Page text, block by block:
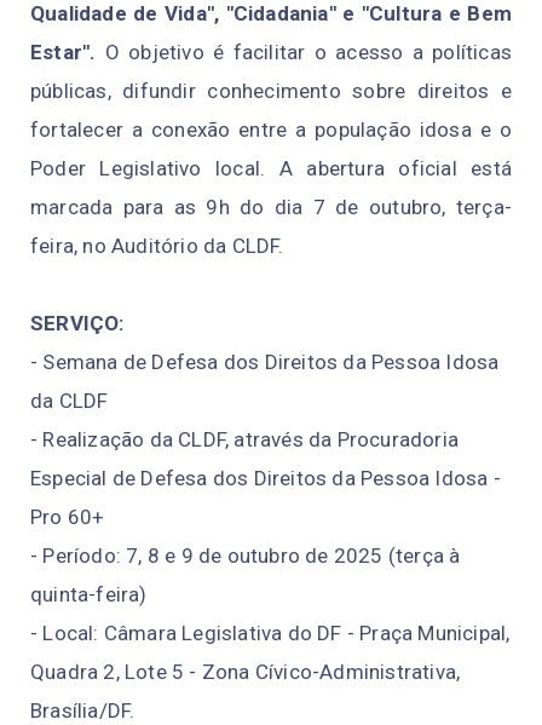
Qualidade de Vida", "Cidadania" e "Cultura e Bem
Estar". O objetivo é facilitar o acesso a políticas
públicas, difundir conhecimento sobre direitos e
fortalecer a conexão entre a população idosa e o
Poder Legislativo local. A abertura oficial está
marcada para as 9h do dia 7 de outubro, terça-
feira, no Auditório da CLDF.
SERVIÇO:
- Semana de Defesa dos Direitos da Pessoa Idosa
da CLDF
- Realização da CLDF, através da Procuradoria
Especial de Defesa dos Direitos da Pessoa Idosa -
Pro 60+
- Período: 7, 8 e 9 de outubro de 2025 (terça à
quinta-feira)
- Local: Câmara Legislativa do DF - Praça Municipal,
Quadra 2, Lote 5 - Zona Cívico-Administrativa,
Brasília/DF.